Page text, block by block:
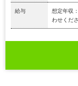
給与
想定年収
わせくださ